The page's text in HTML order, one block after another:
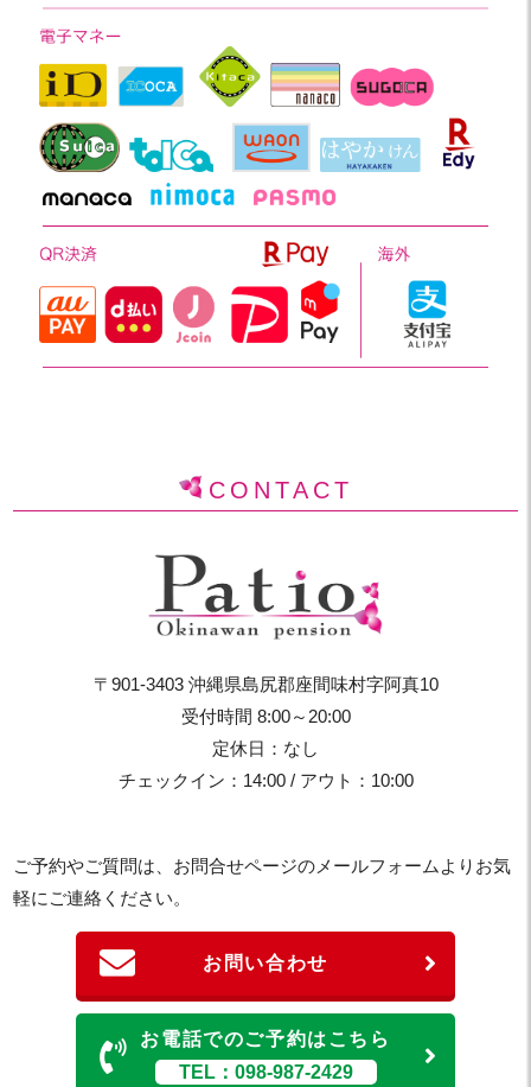
CONTACT
〒901-3403 沖縄県島尻郡座間味村字阿真10
受付時間 8:00～20:00
定休日：なし
チェックイン：14:00 / アウト：10:00
ご予約やご質問は、お問合せページのメールフォームよりお気
軽にご連絡ください。
お問い合わせ
お電話でのご予約はこちら
TEL：098-987-2429